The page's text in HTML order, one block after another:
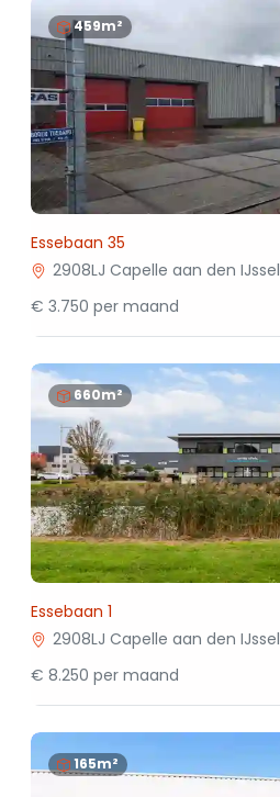
459m²
Essebaan 35
2908LJ Capelle aan den IJssel
€ 3.750 per maand
660m²
Essebaan 1
2908LJ Capelle aan den IJssel
€ 8.250 per maand
165m²